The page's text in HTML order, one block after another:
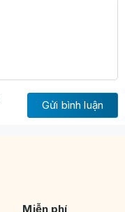
Gửi bình luận
Miễn phí